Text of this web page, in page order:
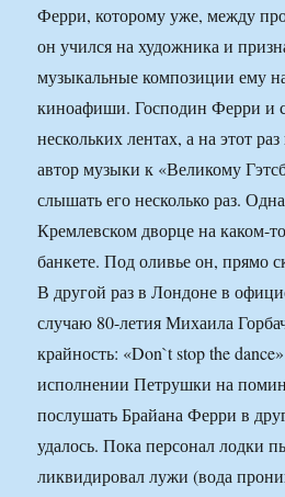
Ферри, которому уже, между
он учился на художника и
музыкальные композиции ему
киноафиши. Господин Ферри и
нескольких лентах, а на этот
автор музыки к «Великому
слышать его несколько раз.
Кремлевском дворце на каком-
банкете. Под оливье он, прямо
В другой раз в Лондоне в
случаю 80-летия Михаила
крайность: «Don`t stop the
исполнении Петрушки на
послушать Брайана Ферри в
удалось. Пока персонал лодки
ликвидировал лужи (вода